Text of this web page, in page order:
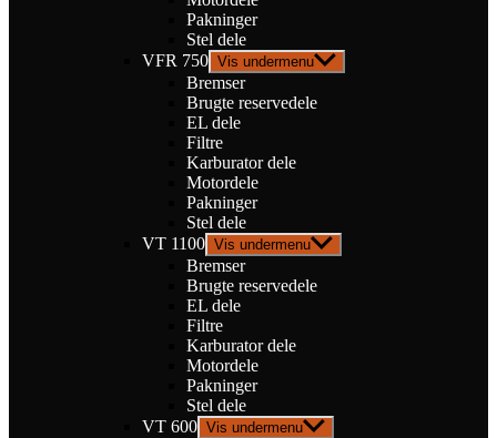
Pakninger
Stel dele
VFR 750 Vis undermenu
Bremser
Brugte reservedele
EL dele
Filtre
Karburator dele
Motordele
Pakninger
Stel dele
VT 1100 Vis undermenu
Bremser
Brugte reservedele
EL dele
Filtre
Karburator dele
Motordele
Pakninger
Stel dele
VT 600 Vis undermenu